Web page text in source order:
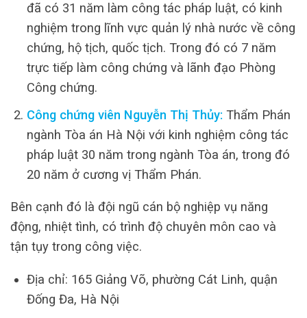
đã có 31 năm làm công tác pháp luật, có kinh
nghiệm trong lĩnh vực quản lý nhà nước về công
chứng, hộ tịch, quốc tịch. Trong đó có 7 năm
trực tiếp làm công chứng và lãnh đạo Phòng
Công chứng.
Công chứng viên Nguyễn Thị Thủy: Thẩm Phán
ngành Tòa án Hà Nội với kinh nghiệm công tác
pháp luật 30 năm trong ngành Tòa án, trong đó
20 năm ở cương vị Thẩm Phán.
Bên cạnh đó là đội ngũ cán bộ nghiệp vụ năng
động, nhiệt tình, có trình độ chuyên môn cao và
tận tụy trong công việc.
Địa chỉ: 165 Giảng Võ, phường Cát Linh, quận
Đống Đa, Hà Nội